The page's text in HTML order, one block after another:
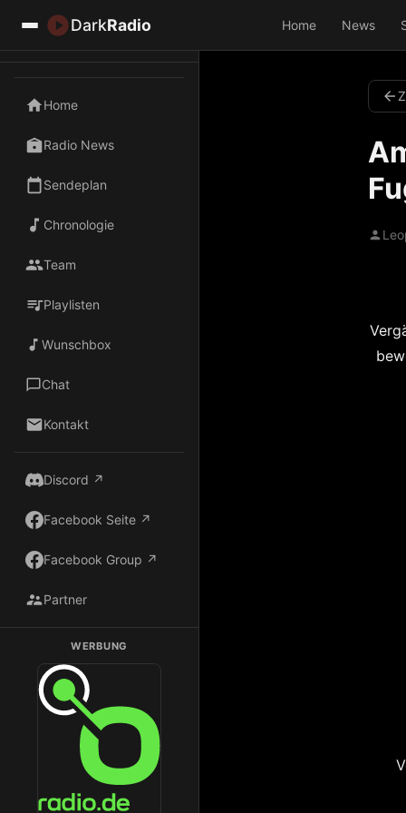
DarkRadio Home News
Home
Radio News
Sendeplan
Chronologie
Team
Playlisten
Wunschbox
Chat
Kontakt
Discord ↗
Facebook Seite ↗
Facebook Group ↗
Partner
WERBUNG
Dark Radio auf Radio.de hören